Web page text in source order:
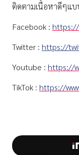
ติดตามเนื้อหาดีๆแ
Facebook : https://
Twitter : https://
Youtube : https://
TikTok : https://